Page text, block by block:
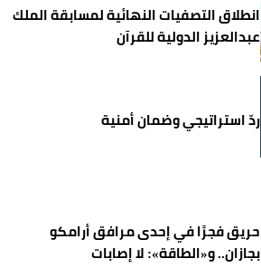
انطلاق التصفيات النهائية لمسابقة الملك
عبدالعزيز الدولية للقرآن
ردّ استراتيجي وضمان أمنية
حريق فجرًا في إحدى مرافق أرامكو
بجازان.. و«الطاقة»: لا إصابات